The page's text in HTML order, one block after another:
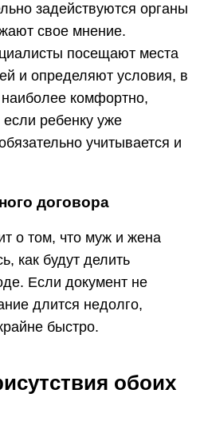
задействуются органы
свое мнение.
посещают места
и определяют условия, в
комфортно,
ребенку уже
учитывается и
договора
о том, что муж и жена
как будут делить
Если документ не
длится недолго,
быстро.
обоих